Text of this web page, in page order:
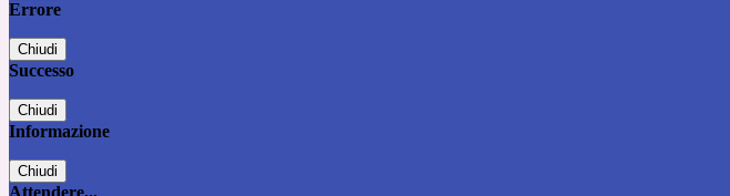
Errore
Chiudi
Successo
Chiudi
Informazione
Chiudi